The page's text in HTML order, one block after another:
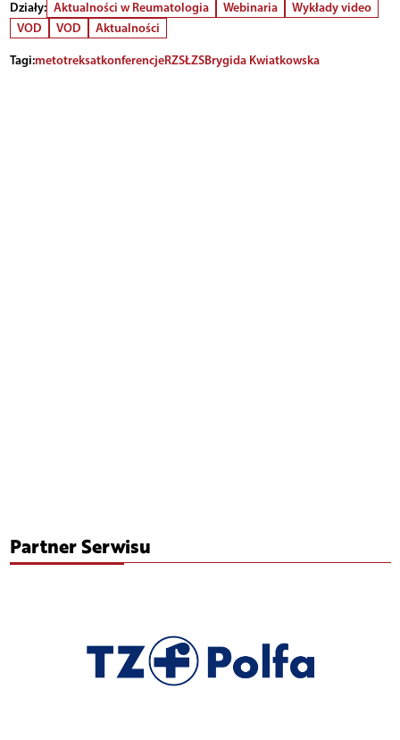
Działy: Aktualności w Reumatologia Webinaria
Wykłady video
VOD
VOD
Aktualności
Tagi:metotreksatkonferencjeRZSŁZSBrygida Kwiatkowska
Partner Serwisu